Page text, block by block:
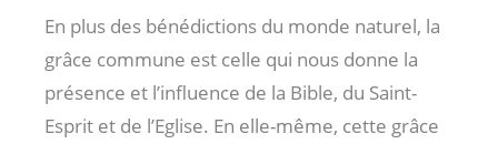
En plus des bénédictions du monde naturel, la
grâce commune est celle qui nous donne la
présence et l’influence de la Bible, du Saint-
Esprit et de l’Eglise. En elle-même, cette grâce